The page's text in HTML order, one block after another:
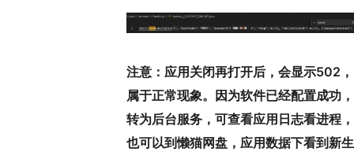
注意：应用关闭再打开后，会显示502，
属于正常现象。因为软件已经配置成功，
转为后台服务，可查看应用日志看进程，
也可以到懒猫网盘，应用数据下看到新生